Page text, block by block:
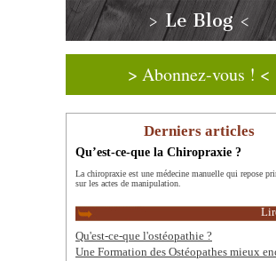
> Le Blog <
> Abonnez-vous ! <
Derniers articles
Qu’est-ce-que la Chiropraxie ?
La chiropraxie est une médecine manuelle qui repose
sur les actes de manipulation.
Qu'est-ce-que l'ostéopathie ?
Une Formation des Ostéopathes mieux